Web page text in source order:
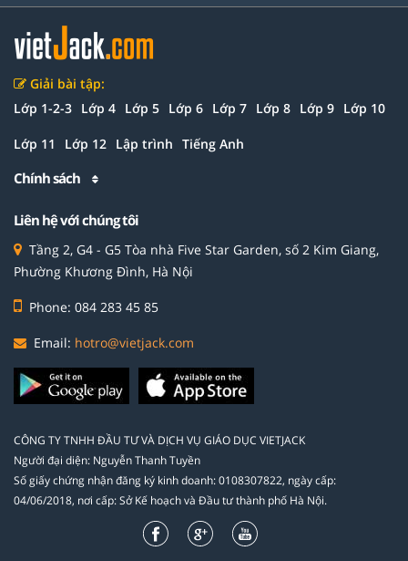
Giải bài tập:
Lớp 1-2-3 Lớp 4 Lớp 5 Lớp 6 Lớp 7 Lớp 8 Lớp 9 Lớp 10
Lớp 11 Lớp 12 Lập trình Tiếng Anh
Chính sách
Liên hệ với chúng tôi
Tầng 2, G4 - G5 Tòa nhà Five Star Garden, số 2 Kim Giang,
Phường Khương Đình, Hà Nội
Phone: 084 283 45 85
Email: hotro@vietjack.com
CÔNG TY TNHH ĐẦU TƯ VÀ DỊCH VỤ GIÁO DỤC VIETJACK
Người đại diện: Nguyễn Thanh Tuyền
Số giấy chứng nhận đăng ký kinh doanh: 0108307822, ngày cấp:
04/06/2018, nơi cấp: Sở Kế hoạch và Đầu tư thành phố Hà Nội.